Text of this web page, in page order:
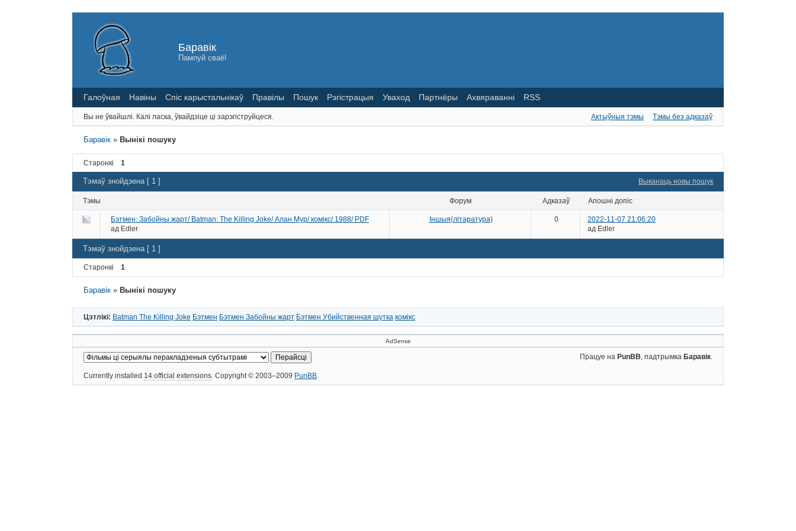
Баравік
Пампуй сваё!
Галоўная Навіны Спіс карыстальнікаў Правілы Пошук Рэгістрацыя Уваход Партнёры Ахвяраванні RSS
Вы не ўвайшлі. Калі ласка, ўвайдзіце ці зарэгіструйцеся. Актыўныя тэмы Тэмы без адказаў
Баравік » Вынікі пошуку
Старонкі 1
Выканаць новы пошук
Тэмаў знойдзена [ 1 ]
Тэмы Форум адказаў апошні допіс
Бэтмен: Забойны жарт/ Batman: The Killing Joke/ Алан Мур/ комікс/ 1988/ PDF
ад Edler
Іншыя(літаратура) 0
2022-11-07 21:06:20
ад Edler
Тэмаў знойдзена [ 1 ]
Старонкі 1
Баравік » Вынікі пошуку
Цэтлікі: Batman The Killing Joke Бэтмен Бэтмен Забойны жарт Бэтмен Убийственная шутка комікс
AdSense
Працуе на PunBB, падтрымка Баравік.
Currently installed 14 official extensions. Copyright © 2003–2009 PunBB.